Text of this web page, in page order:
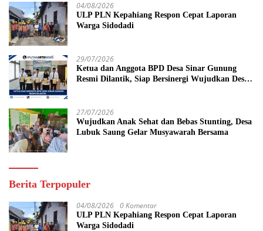
04/08/2026
ULP PLN Kepahiang Respon Cepat Laporan
Warga Sidodadi
29/07/2026
Ketua dan Anggota BPD Desa Sinar Gunung
Resmi Dilantik, Siap Bersinergi Wujudkan Desa
27/07/2026
Wujudkan Anak Sehat dan Bebas Stunting, Desa
Lubuk Saung Gelar Musyawarah Bersama
Berita Terpopuler
04/08/2026 0 Komentar
ULP PLN Kepahiang Respon Cepat Laporan
Warga Sidodadi